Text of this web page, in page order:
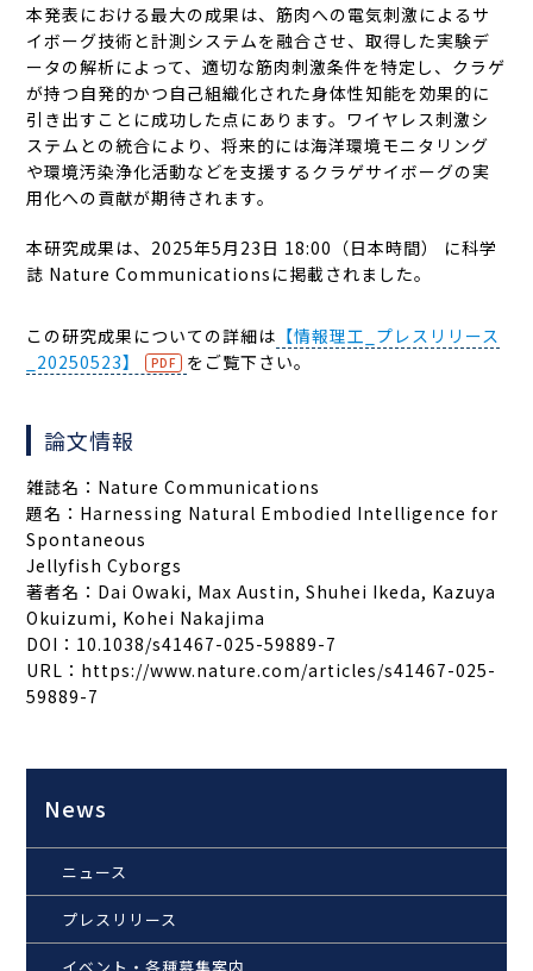
本発表における最大の成果は、筋肉への電気刺激によるサ
イボーグ技術と計測システムを融合させ、取得した実験デ
ータの解析によって、適切な筋肉刺激条件を特定し、クラゲ
が持つ自発的かつ自己組織化された身体性知能を効果的に
引き出すことに成功した点にあります。ワイヤレス刺激シ
ステムとの統合により、将来的には海洋環境モニタリング
や環境汚染浄化活動などを支援するクラゲサイボーグの実
用化への貢献が期待されます。
本研究成果は、2025年5月23日 18:00（日本時間） に科学
誌 Nature Communicationsに掲載されました。
この研究成果についての詳細は 【情報理工_プレスリリース
_20250523】
をご覧下さい。
論文情報
雑誌名：Nature Communications
題名：Harnessing Natural Embodied Intelligence for
Spontaneous
Jellyfish Cyborgs
著者名：Dai Owaki, Max Austin, Shuhei Ikeda, Kazuya
Okuizumi, Kohei Nakajima
DOI ：10.1038/s41467-025-59889-7
URL ：https://www.nature.com/articles/s41467-025-
59889-7
News
ニュース
プレスリリース